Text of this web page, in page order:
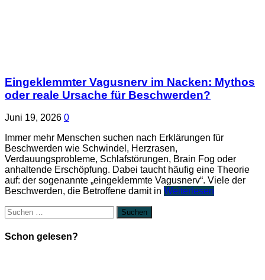
Eingeklemmter Vagusnerv im Nacken: Mythos
oder reale Ursache für Beschwerden?
Juni 19, 2026 0
Immer mehr Menschen suchen nach Erklärungen für
Beschwerden wie Schwindel, Herzrasen,
Verdauungsprobleme, Schlafstörungen, Brain Fog oder
anhaltende Erschöpfung. Dabei taucht häufig eine Theorie
auf: der sogenannte „eingeklemmte Vagusnerv“. Viele der
Beschwerden, die Betroffene damit in Weiterlesen
Suchen
nach:
Schon gelesen?